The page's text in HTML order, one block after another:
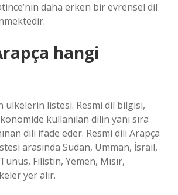
daha erken bir evrensel dil
hangi
ülkelerin listesi. Resmi dil bilgisi,
kullanılan dilin yanı sıra
dili ifade eder. Resmi dili Arapça
arasında Sudan, Umman, İsrail,
Filistin, Yemen, Mısır,
yer alır.